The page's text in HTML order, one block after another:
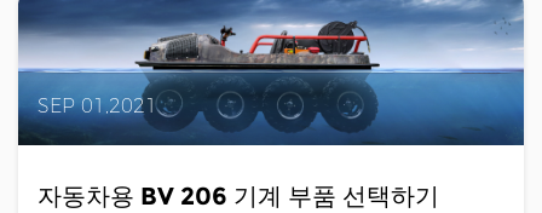
SEP 01,2021
자동차용 BV 206 기계 부품 선택하기